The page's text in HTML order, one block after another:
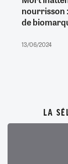
nourrisson
de
13/06/2024
LA